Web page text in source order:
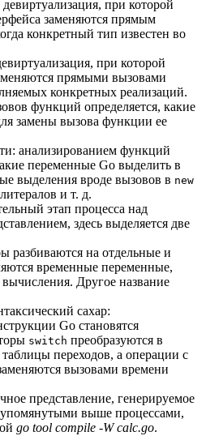
девиртуализация, при которой
заменяются прямым
конкретный тип известен во
при которой
прямыми вызовами
конкретных реализаций.
функций определяется, какие
замены вызова функции ее
анализированием функций
переменные Go выделить в
выделения вроде вызовов в new
и т. д.
этап процесса над
здесь выделяется две
разбиваются на отдельные и
временные переменные,
Другое название
сахар:
Go становятся
switch преобразуются в
переходов, а операции с
вызовами времени
представление, генерируемое
выше процессами,
go tool compile -W calc.go.